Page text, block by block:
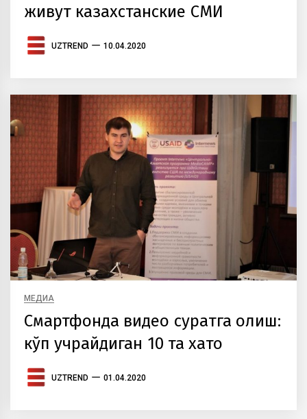
живут казахстанские СМИ
UZTREND 10.04.2020
МЕДИА
Смартфонда видео суратга олиш:
кўп учрайдиган 10 та хато
UZTREND 01.04.2020